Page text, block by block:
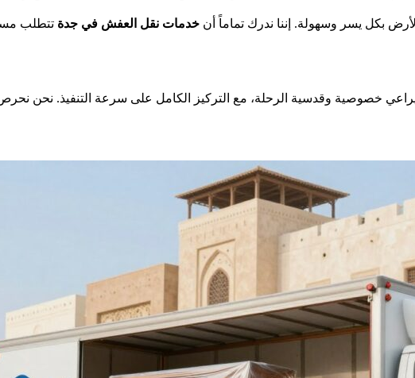
بكل يسر وسهولة. إننا ندرك تماماً أنخدمات نقل العفش في جدة تتطلب
خصوصية وقدسية الرحلة، مع التركيز الكامل على سرعة التنفيذ. نحن نحرص